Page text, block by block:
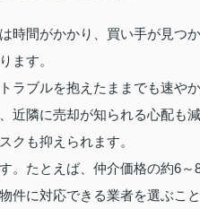
時間がかかり、買い手が見つ
ます。
ラブルを抱えたままでも速や
近隣に売却が知られる心配も
クも抑えられます。
。たとえば、仲介価格の約6～
件に対応できる業者を選ぶこ